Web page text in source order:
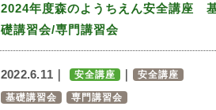
2024年度森のようちえん安全講座
礎講習会/専門講習会
2022.6.11｜ 安全講座 安全講座
基礎講習会 専門講習会